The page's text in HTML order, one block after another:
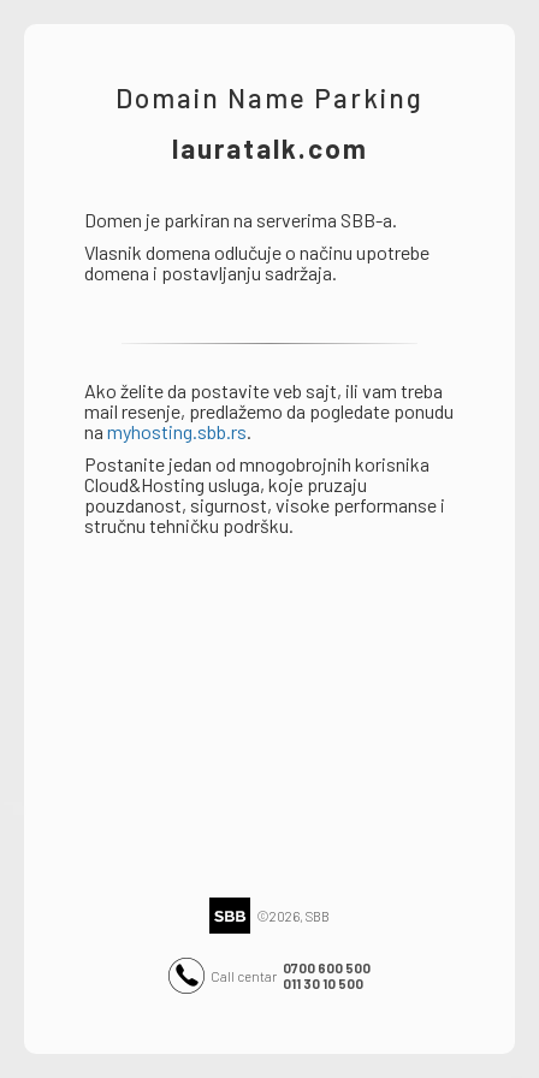
Domain Name Parking
lauratalk.com
Domen je parkiran na serverima SBB-a.
Vlasnik domena odlučuje o načinu upotrebe
domena i postavljanju sadržaja.
Ako želite da postavite veb sajt, ili vam treba
mail resenje, predlažemo da pogledate ponudu
na myhosting.sbb.rs.
Postanite jedan od mnogobrojnih korisnika
Cloud&Hosting usluga, koje pruzaju
pouzdanost, sigurnost, visoke performanse i
stručnu tehničku podršku.
©2026, SBB
Call centar 0700 600 500
011 30 10 500